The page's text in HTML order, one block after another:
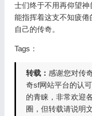
士们终于不用再仰望
能指挥着这支不知疲
自己的传奇。
Tags：
转载： 感谢您对传
奇sf网站平台的认
的青睐，非常欢迎
圈，但转载请说明